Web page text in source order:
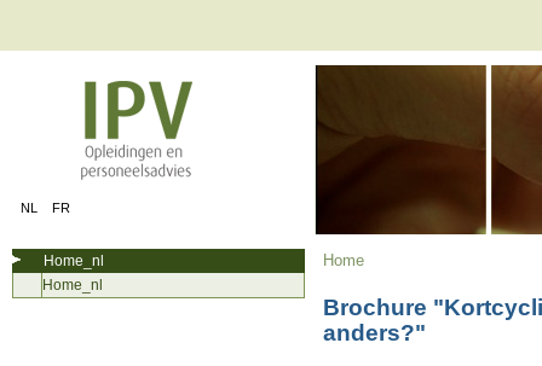
NL FR
Home_nl
Home_nl
Home
Brochure
anders?"